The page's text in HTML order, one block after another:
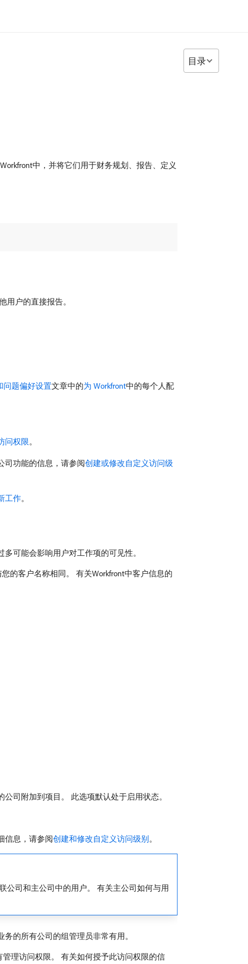
中，并将它们用于财务规划、报告、定义
户的直接报告。
问题偏好设置文章中的为 Workfront中的每个人配
问权限。
司功能的信息，请参阅创建或修改自定义访问级
工作。
可能会影响用户对工作项的可见性。
的客户名称相同。 有关Workfront中客户信息的
司附加到项目。 此选项默认处于启用状态。
信息，请参阅创建和修改自定义访问级别。
公司和主公司中的用户。 有关主公司如何与用
的所有公司的组管理员非常有用。
理访问权限。 有关如何授予此访问权限的信
目录